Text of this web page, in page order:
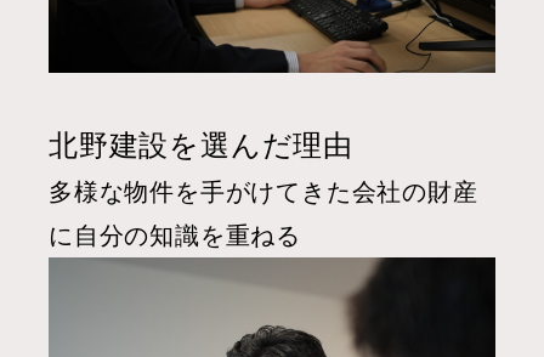
北野建設を選んだ理由
多様な物件を手がけてきた会社の財産
に自分の知識を重ねる